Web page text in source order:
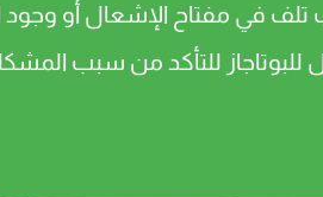
في مفتاح الإشعال أو وجود
للتأكد من سبب